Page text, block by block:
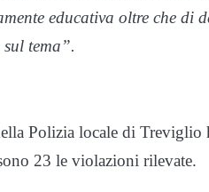
educativa oltre che di
tema”.
Polizia locale di
23 le violazioni rilevate.